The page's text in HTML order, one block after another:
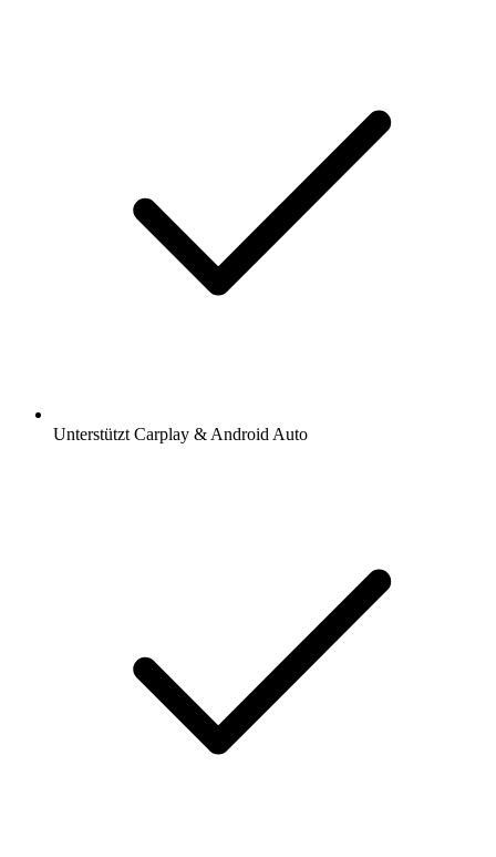
Unterstützt Carplay & Android Auto